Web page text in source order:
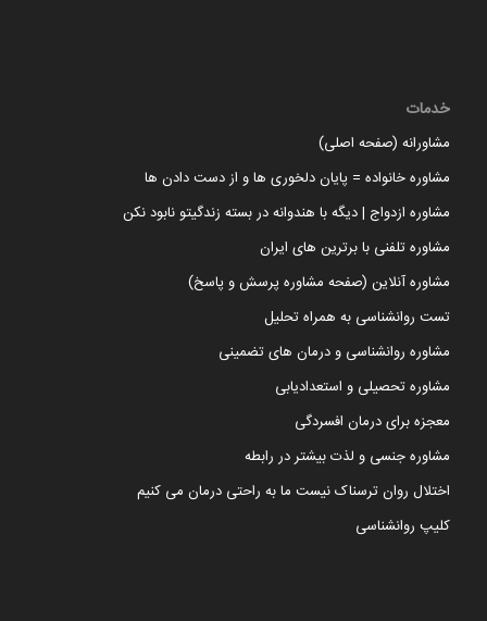
خدمات
مشاورانه (صفحه اصلی)
مشاوره خانواده = پایان دلخوری ها و از دست دادن ها
مشاوره ازدواج | دیگه با هندوانه در بسته زندگیتو نابود نکن
مشاوره تلفنی با برترین های ایران
مشاوره آنلاین (صفحه مشاوره پرسش و پاسخ)
تست روانشناسی به همراه تحلیل
مشاوره روانشناسی و درمان های تضمینی
مشاوره تحصیلی و استعدادیابی
معجزه برای درمان افسردگی
مشاوره جنسی و لذت بیشتر در رابطه
اختلال روان ترسناک نیست ما به راحتی درمان می کنیم
کلیپ روانشناسی